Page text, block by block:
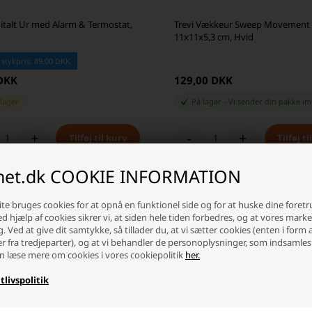
COOKIE INFORMATION
bruges cookies for at opnå en funktionel side og for at huske dine
hjælp af cookies sikrer vi, at siden hele tiden forbedres, og at vores
Ved at give dit samtykke, så tillader du, at vi sætter cookies (enten i form
fra tredjeparter), og at vi behandler de personoplysninger, som
læse mere om cookies i vores cookiepolitik her.
Ur med Alarm & Termostat,
89,00 DKK
+
Trevi Vækkeur Sweep Movement
11x11x5,3 cm, Hvid
129,00 DKK
På lager Vi sender din pakke
- +
- 59% SKARP PRIS · SKARP